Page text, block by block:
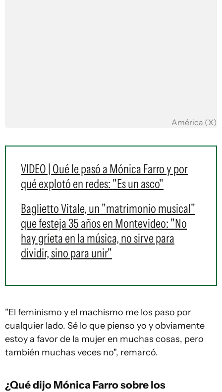
América (X)
VIDEO | Qué le pasó a Mónica Farro y por
qué explotó en redes: "Es un asco"
Baglietto Vitale, un "matrimonio musical"
que festeja 35 años en Montevideo: "No
hay grieta en la música, no sirve para
dividir, sino para unir"
"El feminismo y el machismo me los paso por
cualquier lado. Sé lo que pienso yo y obviamente
estoy a favor de la mujer en muchas cosas, pero
también muchas veces no", remarcó.
¿Qué dijo Mónica Farro sobre los